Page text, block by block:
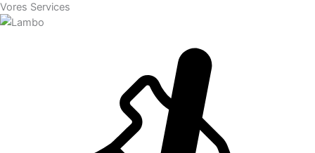
Vores Services